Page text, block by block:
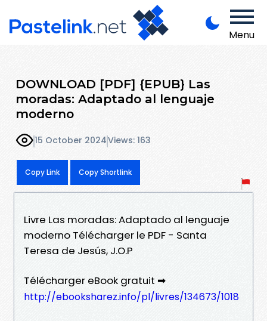
Menu
DOWNLOAD [PDF] {EPUB} Las
moradas: Adaptado al lenguaje
moderno
15 October 2024Views: 163
Copy Link Copy Shortlink
Livre Las moradas: Adaptado al lenguaje
moderno Télécharger le PDF - Santa
Teresa de Jesús, J.O.P
Télécharger eBook gratuit ➡
http://ebooksharez.info/pl/livres/134673/1018